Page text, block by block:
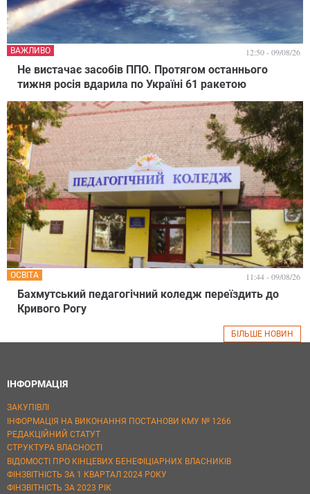
Не вистачає засобів ППО. Протягом останнього
тижня росія вдарила по Україні 61 ракетою
ВАЖЛИВО 12:50 - 09/08/26
Бахмутський педагогічний коледж переїздить до
Кривого Рогу
ОСВІТА 11:44 - 09/08/26
БІЛЬШЕ НОВИН
ІНФОРМАЦІЯ
ЗАКУПІВЛІ
ІНФОРМАЦІЯ НА ВИКОНАННЯ ПОСТАНОВИ КМУ № 1266
РЕДАКЦІЙНИЙ СТАТУТ
СТРУКТУРА ВЛАСНОСТІ
ВІДОМОСТІ ПРО КІНЦЕВИХ БЕНЕФІЦІАРНИХ ВЛАСНИКІВ
ФІНЗВІТНІСТЬ ЗА 1 КВАРТАЛ 2024 РОКУ
ФІНЗВІТНІСТЬ ЗА 2023 РІК